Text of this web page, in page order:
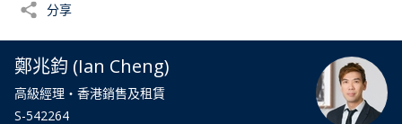
分享
鄭兆鈞 (Ian Cheng)
高級經理・香港銷售及租賃
S-542264